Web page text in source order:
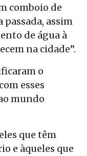
comboio de
assim
de água à
na cidade”.
o
esses
mundo
que têm
e àqueles que